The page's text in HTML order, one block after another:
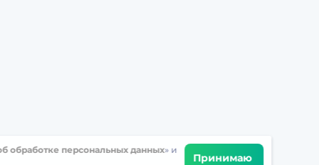
обработке персональных данных» и
Принимаю